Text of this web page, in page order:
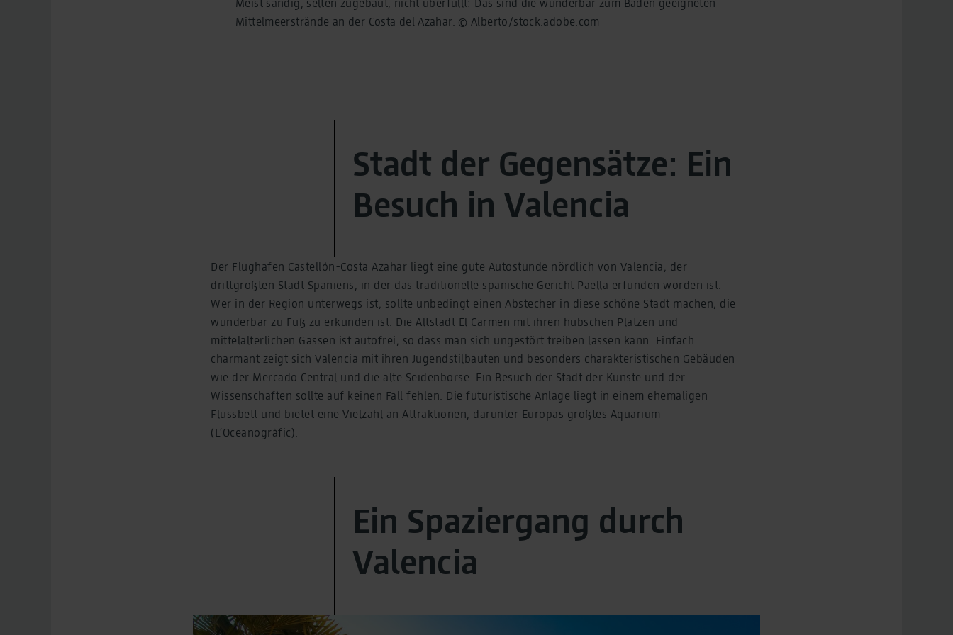
Mittelmeerstrände an der Costa del Azahar. © Alberto/stock.adobe.com
Stadt der Gegensätze: Ein
Besuch in Valencia
Der Flughafen Castellón-Costa Azahar liegt eine gute Autostunde nördlich von Valencia, der
drittgrößten Stadt Spaniens, in der das traditionelle spanische Gericht Paella erfunden worden ist.
Wer in der Region unterwegs ist, sollte unbedingt einen Abstecher in diese schöne Stadt machen, die
wunderbar zu Fuß zu erkunden ist. Die Altstadt El Carmen mit ihren hübschen Plätzen und
mittelalterlichen Gassen ist autofrei, so dass man sich ungestört treiben lassen kann. Einfach
charmant zeigt sich Valencia mit ihren Jugendstilbauten und besonders charakteristischen Gebäuden
wie der Mercado Central und die alte Seidenbörse. Ein Besuch der Stadt der Künste und der
Wissenschaften sollte auf keinen Fall fehlen. Die futuristische Anlage liegt in einem ehemaligen
Flussbett und bietet eine Vielzahl an Attraktionen, darunter Europas größtes Aquarium
(L’Oceanogràfic).
Ein Spaziergang durch
Valencia